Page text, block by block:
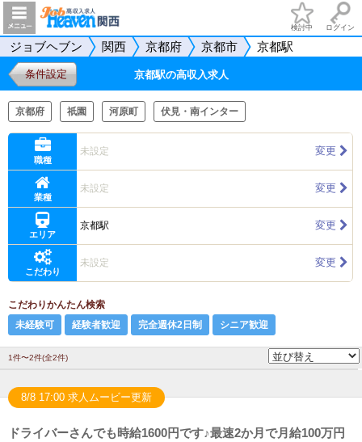
検討中 ログイン
ジョブヘブン 関西 京都府 京都市 京都駅
条件設定 京都駅の高収入求人
京都府 祇園 河原町 伏見・南インター
職種
未設定 変更
業種
未設定 変更
エリア
京都駅 変更
こだわり
未設定 変更
こだわりかんたん検索
未経験可
経験者歓迎 完全週休2日制 シニア歓迎
1件〜2件(全2件)
8/8 17:00 求人ムービー更新
ドライバーさんでも時給1600円です♪最速2か月で月給100万円